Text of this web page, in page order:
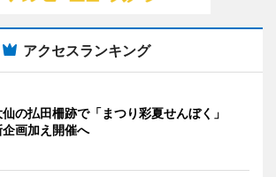
アクセスランキング
仙の払田柵跡で「まつり彩夏せんぼく」
企画加え開催へ